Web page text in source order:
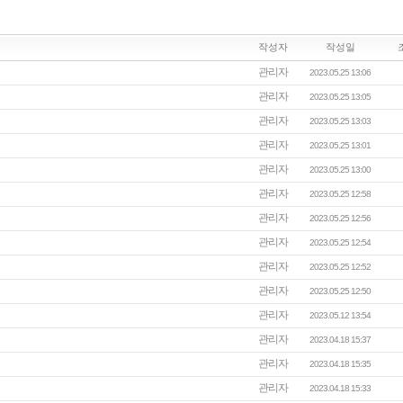
작성자 작성일
관리자 2023.05.25 13:06
관리자 2023.05.25 13:05
관리자 2023.05.25 13:03
관리자 2023.05.25 13:01
관리자 2023.05.25 13:00
관리자 2023.05.25 12:58
관리자 2023.05.25 12:56
관리자 2023.05.25 12:54
관리자 2023.05.25 12:52
관리자 2023.05.25 12:50
관리자 2023.05.12 13:54
관리자 2023.04.18 15:37
관리자 2023.04.18 15:35
관리자 2023.04.18 15:33